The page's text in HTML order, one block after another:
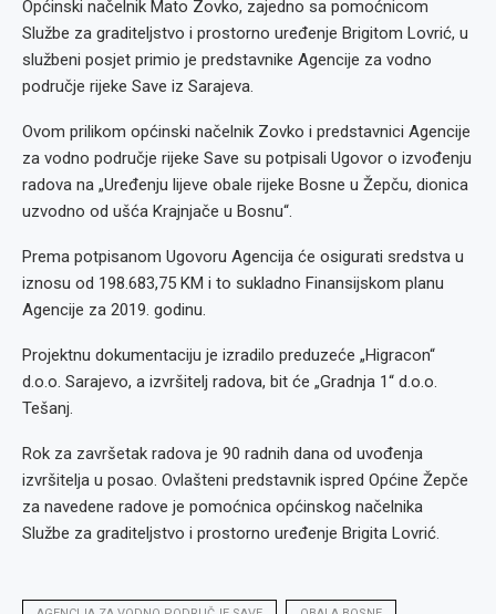
Općinski načelnik Mato Zovko, zajedno sa pomoćnicom
Službe za graditeljstvo i prostorno uređenje Brigitom Lovrić, u
službeni posjet primio je predstavnike Agencije za vodno
područje rijeke Save iz Sarajeva.
Ovom prilikom općinski načelnik Zovko i predstavnici Agencije
za vodno područje rijeke Save su potpisali Ugovor o izvođenju
radova na „Uređenju lijeve obale rijeke Bosne u Žepču, dionica
uzvodno od ušća Krajnjače u Bosnu“.
Prema potpisanom Ugovoru Agencija će osigurati sredstva u
iznosu od 198.683,75 KM i to sukladno Finansijskom planu
Agencije za 2019. godinu.
Projektnu dokumentaciju je izradilo preduzeće „Higracon“
d.o.o. Sarajevo, a izvršitelj radova, bit će „Gradnja 1“ d.o.o.
Tešanj.
Rok za završetak radova je 90 radnih dana od uvođenja
izvršitelja u posao. Ovlašteni predstavnik ispred Općine Žepče
za navedene radove je pomoćnica općinskog načelnika
Službe za graditeljstvo i prostorno uređenje Brigita Lovrić.